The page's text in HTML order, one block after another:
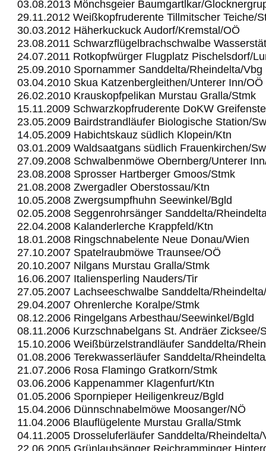
03.08.2013 Mönchsgeier Baumgartlkar/
29.11.2012 Weißkopfruderente Tillmitscher Teiche/
30.03.2012 Häherkuckuck Audorf/Kremstal/OÖ
23.08.2011 Schwarzflügelbrachschwalbe
24.07.2011 Rotkopfwürger Flugplatz Pischelsdorf/
25.09.2010 Spornammer Sanddelta/Rheindelta/Vbg
03.04.2010 Skua Katzenbergleithen/Unterer Inn/OÖ
26.02.2010 Krauskopfpelikan Murstau Gralla/Stmk
15.11.2009 Schwarzkopfruderente DoKW
23.05.2009 Bairdstrandläufer Biologische Station/
14.05.2009 Habichtskauz südlich Klopein/Ktn
03.01.2009 Waldsaatgans südlich Frauenkirchen/
27.09.2008 Schwalbenmöwe Obernberg/Unterer
23.08.2008 Sprosser Hartberger Gmoos/Stmk
21.08.2008 Zwergadler Oberstossau/Ktn
10.05.2008 Zwergsumpfhuhn Seewinkel/Bgld
02.05.2008 Seggenrohrsänger Sanddelta/
22.04.2008 Kalanderlerche Krappfeld/Ktn
18.01.2008 Ringschnabelente Neue Donau/Wien
27.10.2007 Spatelraubmöwe Traunsee/OÖ
20.10.2007 Nilgans Murstau Gralla/Stmk
16.06.2007 Italiensperling Nauders/Tir
27.05.2007 Lachseeschwalbe Sanddelta/
29.04.2007 Ohrenlerche Koralpe/Stmk
08.12.2006 Ringelgans Arbesthau/Seewinkel/Bgld
08.11.2006 Kurzschnabelgans St. Andräer Zicksee/
15.10.2006 Weißbürzelstrandläufer Sanddelta/
01.08.2006 Terekwasserläufer Sanddelta/
21.07.2006 Rosa Flamingo Gratkorn/Stmk
03.06.2006 Kappenammer Klagenfurt/Ktn
01.05.2006 Spornpieper Heiligenkreuz/Bgld
15.04.2006 Dünnschnabelmöwe Moosanger/NÖ
11.04.2006 Blauflügelente Murstau Gralla/Stmk
04.11.2005 Drosseluferläufer Sanddelta/Rheindelta/
22.06.2005 Grünlaubsänger Reichramminger